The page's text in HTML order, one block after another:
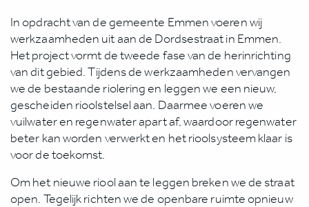
In opdracht van de gemeente Emmen voeren wij
werkzaamheden uit aan de Dordsestraat in Emmen.
Het project vormt de tweede fase van de herinrichting
van dit gebied. Tijdens de werkzaamheden vervangen
we de bestaande riolering en leggen we een nieuw,
gescheiden rioolstelsel aan. Daarmee voeren we
vuilwater en regenwater apart af, waardoor regenwater
beter kan worden verwerkt en het rioolsysteem klaar is
voor de toekomst.
Om het nieuwe riool aan te leggen breken we de straat
open. Tegelijk richten we de openbare ruimte opnieuw